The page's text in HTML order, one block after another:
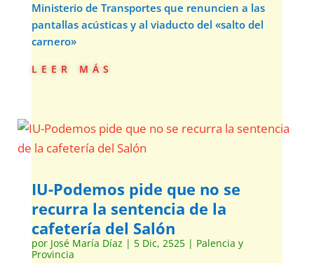
Ministerio de Transportes que renuncien a las
pantallas acústicas y al viaducto del «salto del
carnero»
leer más
IU-Podemos pide que no se
recurra la sentencia de la
cafetería del Salón
por José María Díaz | 5 Dic, 2525| Palencia y
Provincia